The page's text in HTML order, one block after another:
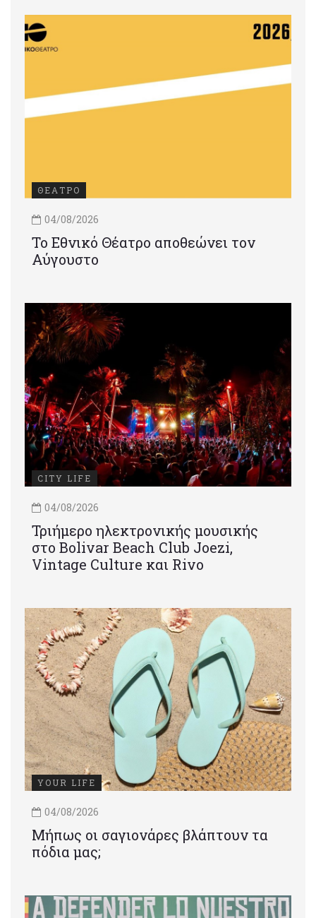
ΘΕΑΤΡΟ
04/08/2026
Το Εθνικό Θέατρο αποθεώνει τον
Αύγουστο
CITY LIFE
04/08/2026
Τριήμερο ηλεκτρονικής μουσικής
στο Bolivar Beach Club Joezi,
Vintage Culture και Rivo
YOUR LIFE
04/08/2026
Μήπως οι σαγιονάρες βλάπτουν τα
πόδια μας;